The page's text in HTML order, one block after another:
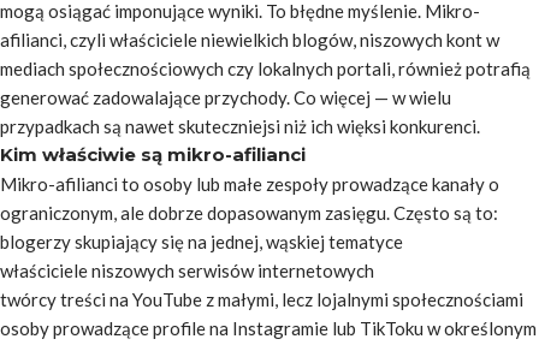
mogą osiągać imponujące wyniki. To błędne myślenie. Mikro-
afilianci, czyli właściciele niewielkich blogów, niszowych kont w
mediach społecznościowych czy lokalnych portali, również potrafią
generować zadowalające przychody. Co więcej — w wielu
przypadkach są nawet skuteczniejsi niż ich więksi konkurenci.
Kim właściwie są mikro-afilianci
Mikro-afilianci to osoby lub małe zespoły prowadzące kanały o
ograniczonym, ale dobrze dopasowanym zasięgu. Często są to:
blogerzy skupiający się na jednej, wąskiej tematyce
właściciele niszowych serwisów internetowych
twórcy treści na YouTube z małymi, lecz lojalnymi społecznościami
osoby prowadzące profile na Instagramie lub TikToku w określonym